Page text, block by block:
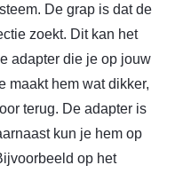
De grap is dat de
zoekt. Dit kan het
adapter die je op jouw
maakt hem wat dikker,
terug. De adapter is
kun je hem op
op het